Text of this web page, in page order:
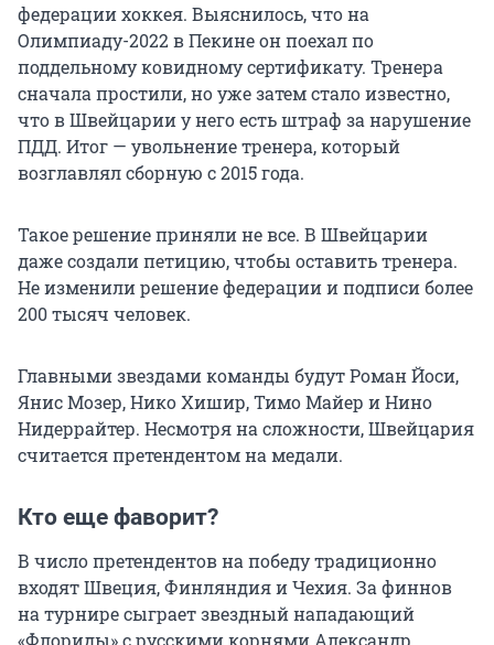
федерации хоккея. Выяснилось, что на
Олимпиаду-2022 в Пекине он поехал по
поддельному ковидному сертификату. Тренера
сначала простили, но уже затем стало известно,
что в Швейцарии у него есть штраф за нарушение
ПДД. Итог — увольнение тренера, который
возглавлял сборную с 2015 года.
Такое решение приняли не все. В Швейцарии
даже создали петицию, чтобы оставить тренера.
Не изменили решение федерации и подписи более
200 тысяч человек.
Главными звездами команды будут Роман Йоси,
Янис Мозер, Нико Хишир, Тимо Майер и Нино
Нидеррайтер. Несмотря на сложности, Швейцария
считается претендентом на медали.
Кто еще фаворит?
В число претендентов на победу традиционно
входят Швеция, Финляндия и Чехия. За финнов
на турнире сыграет звездный нападающий
«Флориды» с русскими корнями Александр